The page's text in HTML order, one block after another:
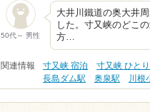
50代～ 男性
大井川鐵道の奥大井
した。寸又峡のどこ
方…
関連情報 寸又峡 宿泊 寸又峡 ひと
長島ダム駅
奥泉駅 川根